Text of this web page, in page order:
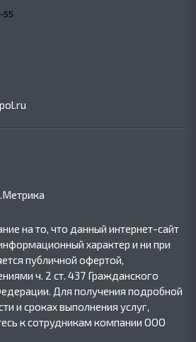
55
на то, что данный интернет-сайт
характер и ни при
публичной офертой,
ч. 2 ст. 437 Гражданского
Для получения подробной
и сроках выполнения услуг,
к сотрудникам компании ООО